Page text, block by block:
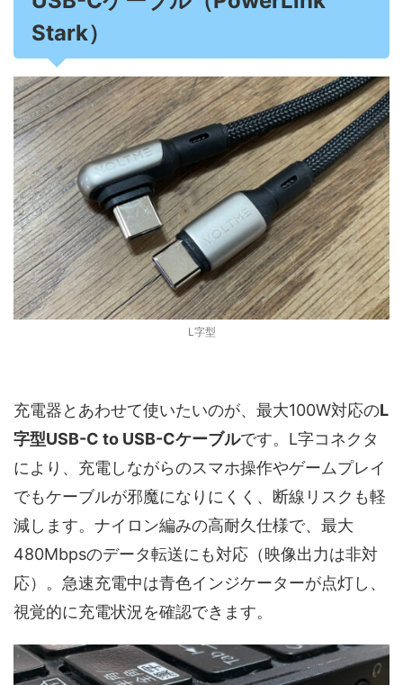
Stark）
L字型
充電器とあわせて使いたいのが、最大100W対応のL
字型USB-C to USB-Cケーブルです。L字コネクタ
により、充電しながらのスマホ操作やゲームプレイ
でもケーブルが邪魔になりにくく、断線リスクも軽
減します。ナイロン編みの高耐久仕様で、最大
480Mbpsのデータ転送にも対応（映像出力は非対
応）。急速充電中は青色インジケーターが点灯し、
視覚的に充電状況を確認できます。